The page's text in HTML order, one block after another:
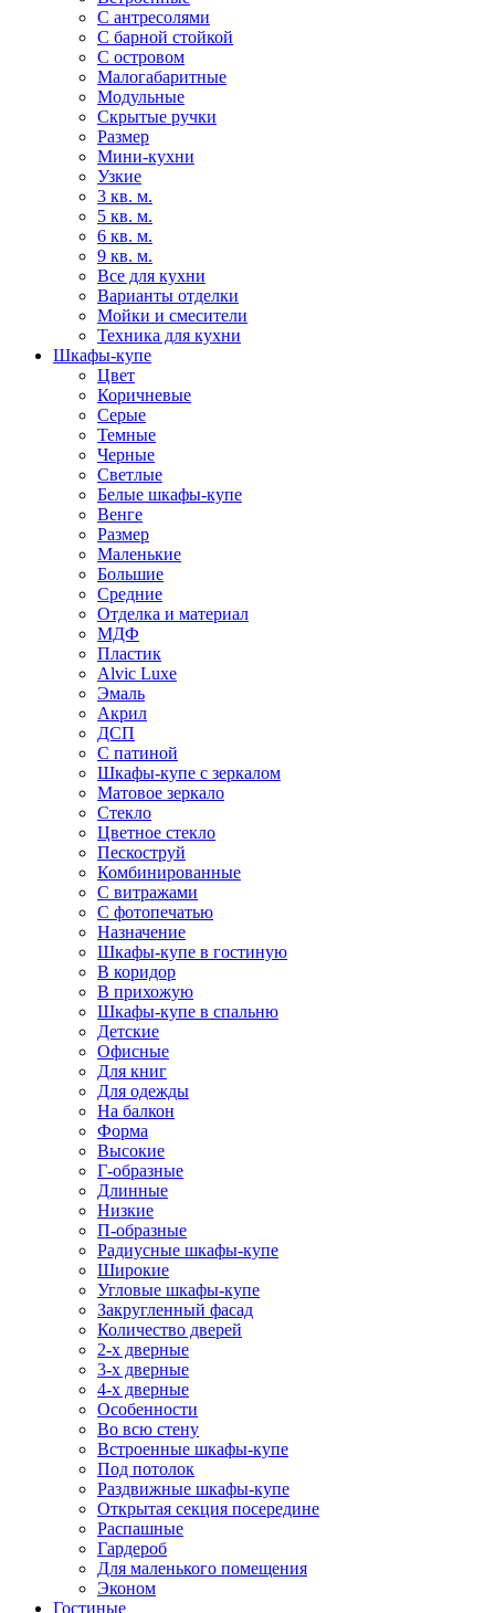
С антресолями
С барной стойкой
С островом
Малогабаритные
Модульные
Скрытые ручки
Размер
Мини-кухни
Узкие
3 кв. м.
5 кв. м.
6 кв. м.
9 кв. м.
Все для кухни
Варианты отделки
Мойки и смесители
Техника для кухни
Шкафы-купе
Цвет
Коричневые
Серые
Темные
Черные
Светлые
Белые шкафы-купе
Венге
Размер
Маленькие
Большие
Средние
Отделка и материал
МДФ
Пластик
Alvic Luxe
Эмаль
Акрил
ДСП
С патиной
Шкафы-купе с зеркалом
Матовое зеркало
Стекло
Цветное стекло
Пескоструй
Комбинированные
С витражами
С фотопечатью
Назначение
Шкафы-купе в гостиную
В коридор
В прихожую
Шкафы-купе в спальню
Детские
Офисные
Для книг
Для одежды
На балкон
Форма
Высокие
Г-образные
Длинные
Низкие
П-образные
Радиусные шкафы-купе
Широкие
Угловые шкафы-купе
Закругленный фасад
Количество дверей
2-х дверные
3-х дверные
4-х дверные
Особенности
Во всю стену
Встроенные шкафы-купе
Под потолок
Раздвижные шкафы-купе
Открытая секция посередине
Распашные
Гардероб
Для маленького помещения
Эконом
Гостиные